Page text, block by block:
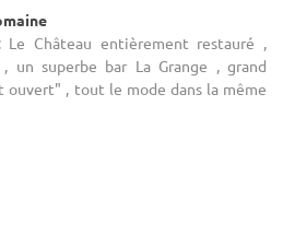
Château entièrement restauré ,
un superbe bar La Grange , grand
, tout le mode dans la même